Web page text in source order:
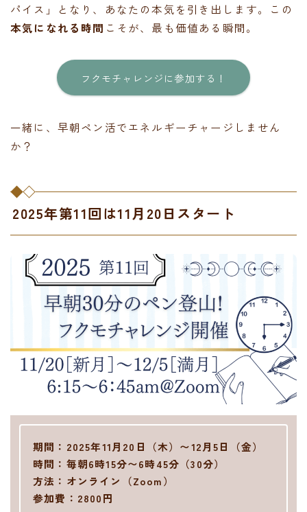
パイス」となり、あなたの本気を引き出します。この
本気になれる時間 こそが、最も価値ある瞬間。
フクモチャレンジに参加する！
一緒に、早朝ペン活でエネルギーチャージしません
か？
2025年第11回は11月20日スタート
期間：2025年11月20日（木）〜12月5日（金）
時間：毎朝6時15分〜6時45分（30分）
方法：オンライン（Zoom）
参加費：2800円